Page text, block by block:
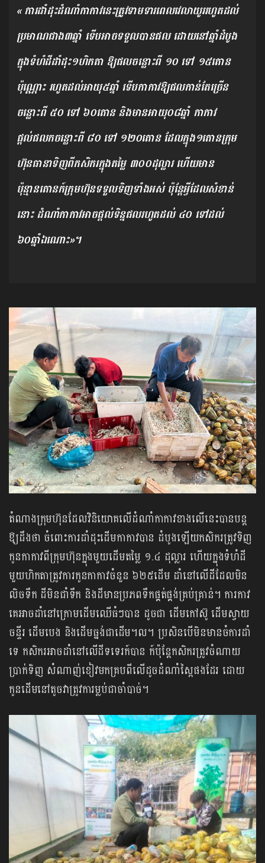
« ការដាំដុះដំណាំកាកាវនេះត្រូវទាមទារពេលវេលាយូររហូតដល់
ប្រមាណជាង៣ឆ្នាំ ទើបអាចទទួលបានផល ដោយនៅឆ្នាំដំបូង
ក្នុងទំហំដីដាំដុះ១ហិកតា ឱ្យផលចន្លោះពី ១០ ទៅ ១៥តោន
ប៉ុណ្ណោះ រហូតដល់អាយុ៥ឆ្នាំ ទើបកាកាវឱ្យផលកាន់តែច្រើន
ចន្លោះពី ៥០ ទៅ ៦០តោ​ន និងមានអាយុ០៨ឆ្នាំ កាកាវ
ផ្តល់ផលកចន្លោះពី ៨០ ទៅ ១២០តោន ដែលក្នុង១តោនក្រុម
ហ៊ុនធានាទិញពីកសិករក្នុងតម្លៃ ៣០០ដុល្លារ ហើយមាន
ប៉ុន្មានតោនក៍ក្រុមហ៊ុនទទួលទិញទាំងអស់ ប៉ុន្តែអ្វីដែលសំខាន់
នោះ ដំណាំកាកាវអាចផ្តល់ទិន្នផលរហូតដល់ ៤០ ទៅដល់
៦០ឆ្នាំឯណោះ»។
តំណាងក្រុមហ៊ុនដែលវិនិយោគលើដំណាំកាកាវខាងលើនេះបានបន្ត
ឱ្យដឹងថា ចំពោះការដាំដុះដើមកាកាវបាន ដំបូងឡើយកសិករត្រូវទិញ
កូនកាកាវពីក្រុមហ៊ុនក្នុងមួយដើមតម្លៃ ១.៤ ដុល្លារ ហើយក្នុងទំហំដី
មួយហិកតាត្រូវការកូនកាកាវចំនួន ៦២៥ដើម ដាំនៅលើដីដែលមិន
លិចទឹក ដីមិនជាំទឹក និងដីមានប្រភពទឹកផ្គត់ផ្គង់គ្រប់គ្រាន់។ ការកាវ
គេអាចដាំនៅក្រោមដើមឈើធំៗបាន ដូចជា ដើមកៅស៊ូ ដើមស្វាយ
ចន្ទីរ ដើមបេង និងដើមធ្នង់ជាដើម​។ល។ ប្រសិនបើមិនមានចំការដាំ
ទេ កសិករអាចដាំនៅលើដីទទេរក៍បាន ក៍ប៉ុន្តែកសិករត្រូវចំណាយ
ប្រាក់ទិញ សំណាញ់ខៀវមកគ្របពីលើដូចដំណាំស្ពៃផងដែរ ដោយ
កូនដើមនៅតូចវាត្រូវការម្លប់ជាចាំបាច់។